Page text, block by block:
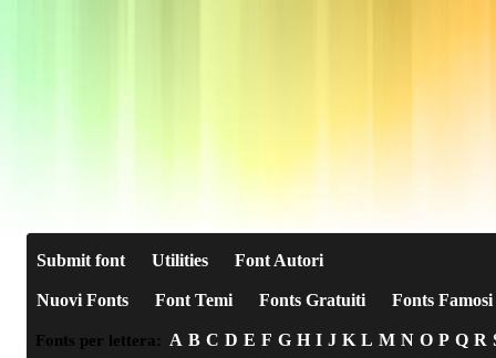
Submit font Utilities Font Autori
Nuovi Fonts Font Temi Fonts Gratuiti Fonts Famosi
Fonts per lettera: A B C D E F G H I J K L M N O P Q R